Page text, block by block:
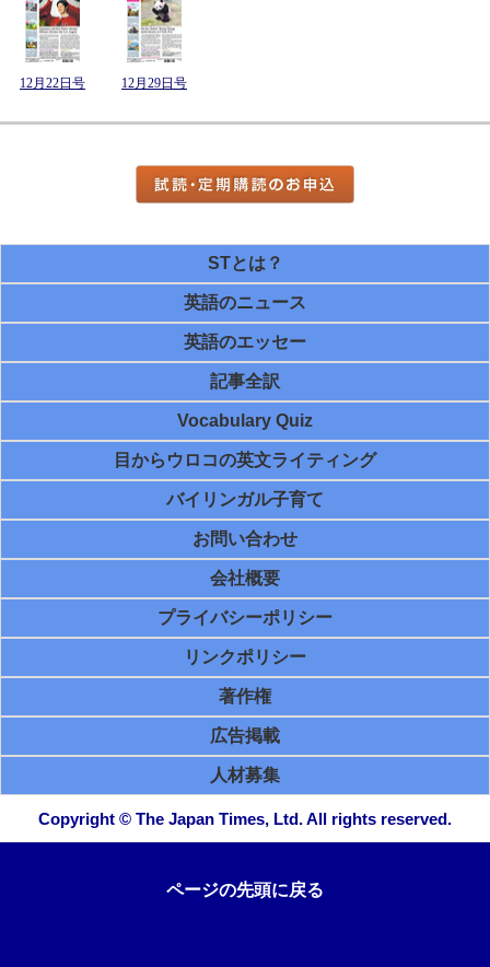
12月22日号 12月29日号
STとは？
英語のニュース
英語のエッセー
記事全訳
Vocabulary Quiz
目からウロコの英文ライティング
バイリンガル子育て
お問い合わせ
会社概要
プライバシーポリシー
リンクポリシー
著作権
広告掲載
人材募集
Copyright © The Japan Times, Ltd. All rights reserved.
ページの先頭に戻る